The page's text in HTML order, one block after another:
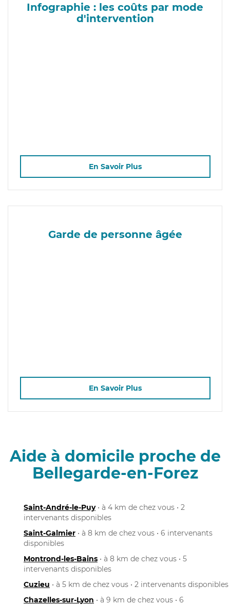
Infographie : les coûts par mode
d'intervention
En Savoir Plus
Garde de personne âgée
En Savoir Plus
Aide à domicile proche de
Bellegarde-en-Forez
Saint-André-le-Puy• à 4 km de chez vous • 2
intervenants disponibles
Saint-Galmier • à 8 km de chez vous • 6 intervenants
disponibles
Montrond-les-Bains • à 8 km de chez vous • 5
intervenants disponibles
Cuzieu • à 5 km de chez vous • 2 intervenants disponibles
Chazelles-sur-Lyon • à 9 km de chez vous • 6